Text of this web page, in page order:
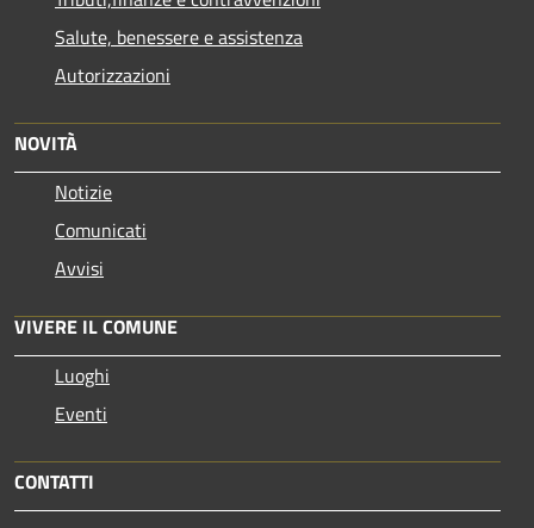
Salute, benessere e assistenza
Autorizzazioni
NOVITÀ
Notizie
Comunicati
Avvisi
VIVERE IL COMUNE
Luoghi
Eventi
CONTATTI